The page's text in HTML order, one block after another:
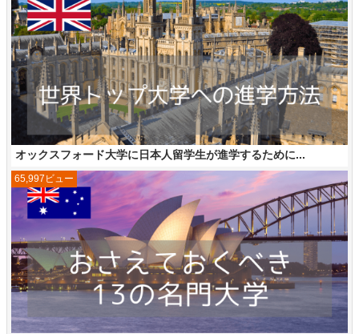
オックスフォード大学に日本人留学生が進学するために...
65,997ビュー